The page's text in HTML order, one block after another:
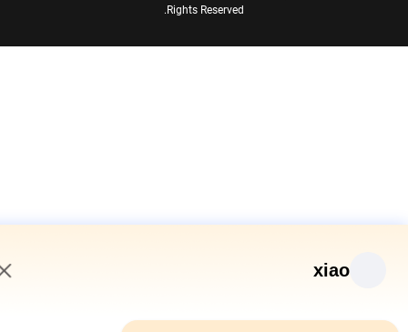
Rights Reserved.
xiao